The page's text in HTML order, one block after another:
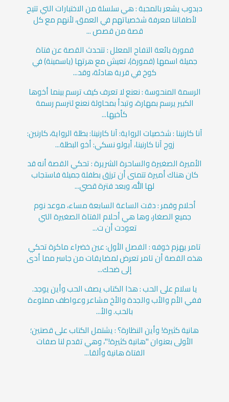
دبدوب يشعر بالمحبة : هي سلسلة من الاختبارات التي تتيح
لأطفالنا معرفة شخصياتهم في العمق، لأنهم مع كل
قصة من قصص ...
قمورة بائعة التفاح المعلل : تتحدث القصة عن فتاة
جميلة اسمها (قمورة)، تعيش مع هرتها (ياسمينة) في
كوخ في قرية هادئة، وقد...
الرسمة المنحوسة : نعنع لا تعرف كيف ترسم بينما أخوها
الكبير يرسم بمهارة، وتبدأ بمحاولة نعنع لترسم رسمة
كأخيها...
آنا كارنينا : شخصيات الرواية: آنا كارنينا: بطلة الرواية، كارنين:
زوج آنا كارنينا، أبولو نسكي: أخو البطلة...
الأميرة الصغيرة والساحرة الشريرة : تحكي القصة أنه قد
كان هناك أميرة تتمنى أن ترزق بطفلة جميلة فاستجاب
لها الله، وبعد فترة قصي...
أحلام وقمر : دقت الساعة السابعة مساء، موعد نوم
جميع الصغار، وها هي أحلام الفتاة الصغيرة التي
تعودت أن ت...
تامر يهزم خوفه : الفصل الأول: عين خضراء ماكرة تحكي
هذه القصة أن تامر تعرض لمضايقات من جاسر مما أدى
إلى ضحك...
يا سلام على الحب : هذا الكتاب يصف الحب وأين يوجد.
ففي الأم والأب والجدة والأخ مشاعر وعواطف مملوءة
بالحب. والأ...
هانية كثيرة! وأين النظارة؟ : يشتمل الكتاب على قصتين؛
الأولى بعنوان "هانية كثيرة!"، وهي تقدم لنا صفات
الفتاة هانية وألقا...